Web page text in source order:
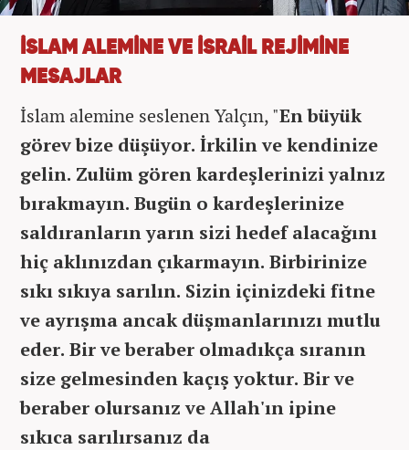
İSLAM ALEMİNE VE İSRAİL REJİMİNE
MESAJLAR
İslam alemine seslenen Yalçın, "En büyük
görev bize düşüyor. İrkilin ve kendinize
gelin. Zulüm gören kardeşlerinizi yalnız
bırakmayın. Bugün o kardeşlerinize
saldıranların yarın sizi hedef alacağını
hiç aklınızdan çıkarmayın. Birbirinize
sıkı sıkıya sarılın. Sizin içinizdeki fitne
ve ayrışma ancak düşmanlarınızı mutlu
eder. Bir ve beraber olmadıkça sıranın
size gelmesinden kaçış yoktur. Bir ve
beraber olursanız ve Allah'ın ipine
sıkıca sarılırsanız da